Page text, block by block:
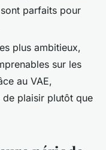
parfaits pour
plus ambitieux,
sur les
au VAE,
de plaisir plutôt que